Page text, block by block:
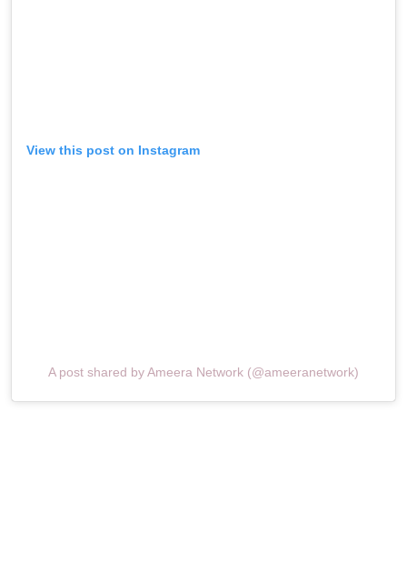
View this post on Instagram
A post shared by Ameera Network (@ameeranetwork)